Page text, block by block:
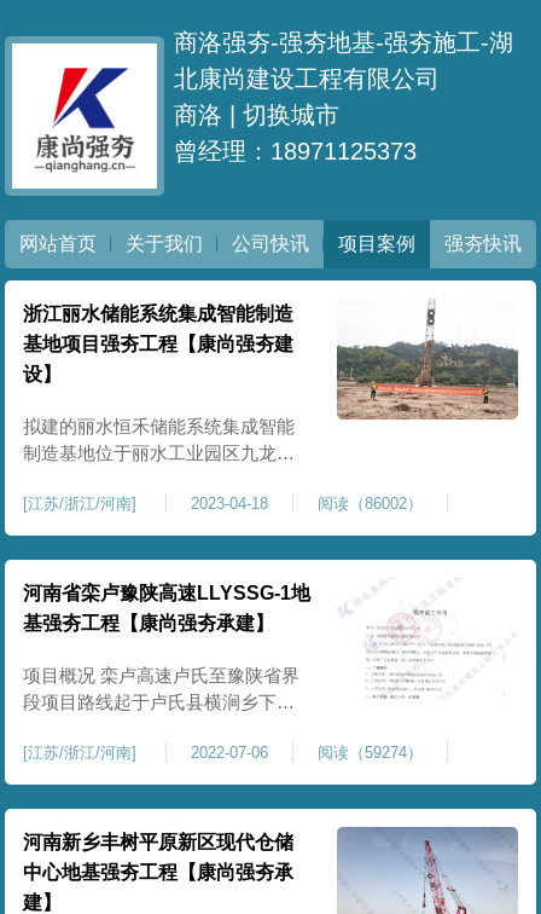
商洛强夯-强夯地基-强夯施工-湖
北康尚建设工程有限公司
商洛 |切换城市
曾经理：18971125373
网站首页 关于我们 公司快讯 项目案例 强夯快讯
浙江丽水储能系统集成智能制造
基地项目强夯工程【康尚强夯建
设】
拟建的丽水恒禾储能系统集成智能
制造基地位于丽水工业园区九龙大
高溪公路，南侧为S328省道。项目
主要建设内容包含2幢多层厂房、食
堂及倒班宿舍、门卫等，具体详见
总平面图及效果图。总用地面积
33202平方米，总建筑面积47679.46
平方米，其中地上建筑面积
43654.77平方米，地下室建筑面积4
[江苏/浙江/河南] 2023-04-18 阅读（86002）
河南省栾卢豫陕高速LLYSSG-1地
基强夯工程【康尚强夯承建】
项目概况 栾卢高速卢氏至豫陕省界
段项目路线起于卢氏县横涧乡下柳
公路，向西基本沿洛河走廊布线，
途径双龙湾镇、徐家湾乡，止于洛
南县灵口镇前岭村东南，顺接陕西
省规划的洛南至卢氏（陕豫省界）
高速，路线全长约44.973公里。 卢
氏至洛
[江苏/浙江/河南] 2022-07-06 阅读（59274）
河南新乡丰树平原新区现代仓储
中心地基强夯工程【康尚强夯承
建】